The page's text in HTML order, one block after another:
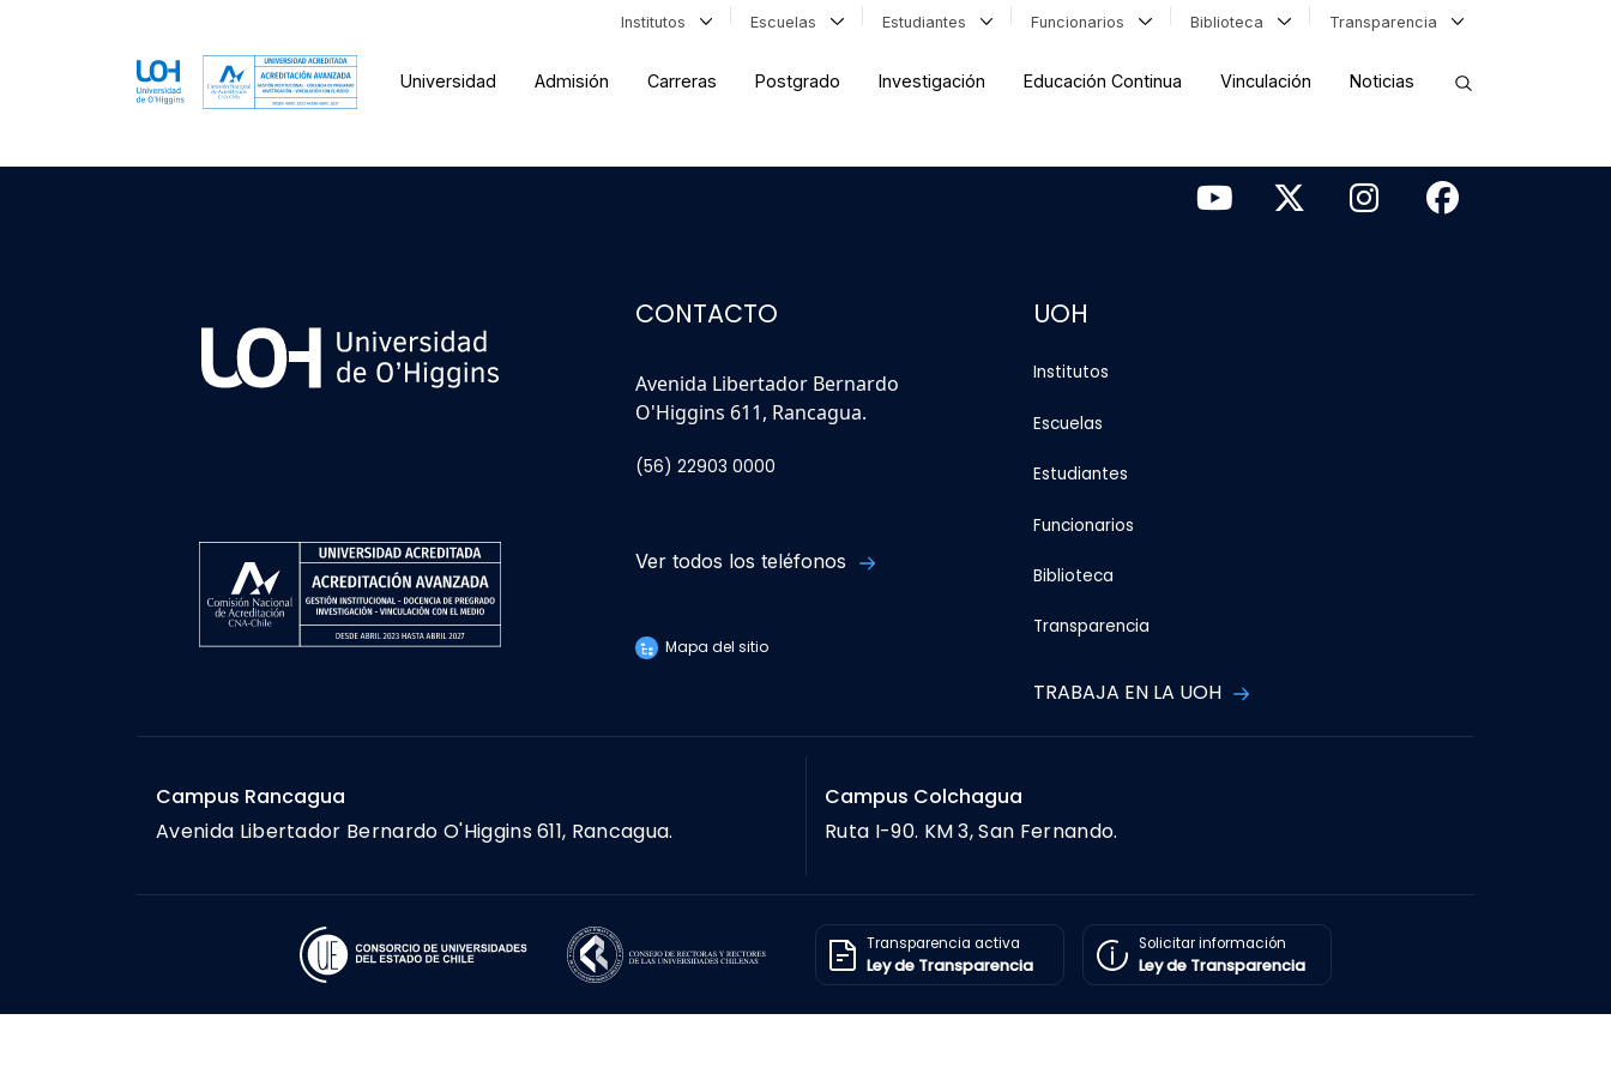
Institutos Escuelas Estudiantes Funcionarios Biblioteca Transparencia
Universidad Admisión Carreras Postgrado Investigación Educación Continua Vinculación Noticias
CONTACTO
Avenida Libertador Bernardo
O'Higgins 611, Rancagua.
(56) 22903 0000
Ver todos los teléfonos
Mapa del sitio
UOH
Institutos
Escuelas
Estudiantes
Funcionarios
Biblioteca
Transparencia
TRABAJA EN LA UOH
Campus Rancagua
Avenida Libertador Bernardo O'Higgins 611, Rancagua.
Campus Colchagua
Ruta I-90. KM 3, San Fernando.
Transparencia activa
Ley de Transparencia
Solicitar información
Ley de Transparencia